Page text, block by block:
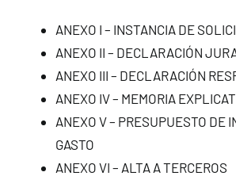
ANEXO I – INSTANCIA DE
ANEXO II – DECLARACIÓN
ANEXO III – DECLARACIÓN
ANEXO IV – MEMORIA
ANEXO V – PRESUPUESTO DE
GASTO
ANEXO VI – ALTA A TERCEROS